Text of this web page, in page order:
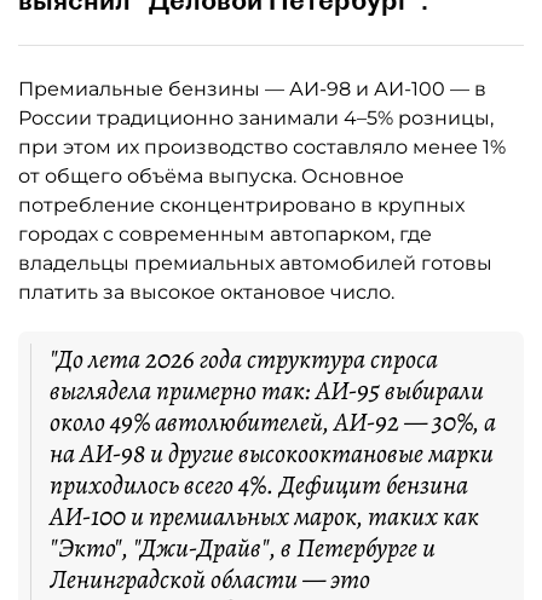
Премиальные бензины — АИ-98 и АИ-100 — в
России традиционно занимали 4–5% розницы,
при этом их производство составляло менее 1%
от общего объёма выпуска. Основное
потребление сконцентрировано в крупных
городах с современным автопарком, где
владельцы премиальных автомобилей готовы
платить за высокое октановое число.
"До лета 2026 года структура спроса
выглядела примерно так: АИ-95 выбирали
около 49% автолюбителей, АИ-92 — 30%, а
на АИ-98 и другие высокооктановые марки
приходилось всего 4%. Дефицит бензина
АИ-100 и премиальных марок, таких как
"Экто", "Джи-Драйв", в Петербурге и
Ленинградской области — это